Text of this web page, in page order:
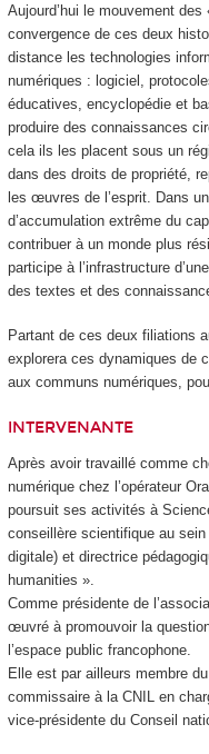
Aujourd’hui le mouvement
convergence de ces deux
distance les technologies
numériques : logiciel,
éducatives, encyclopédie et
produire des connaissances
cela ils les placent sous un
dans des droits de propriété,
les œuvres de l’esprit. Dans
d’accumulation extrême du
contribuer à un monde plus
participe à l’infrastructure
des textes et des
Partant de ces deux filiations
explorera ces dynamiques de
aux communs numériques,
INTERVENANTE
Après avoir travaillé comme
numérique chez l’opérateur
poursuit ses activités à
conseillère scientifique au sein
digitale) et directrice
humanities ».
Comme présidente de
œuvré à promouvoir la
l’espace public francophone.
Elle est par ailleurs membre
commissaire à la CNIL en
vice-présidente du Conseil